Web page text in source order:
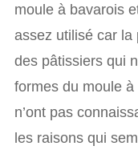
moule à bavarois
assez utilisé car la
des pâtissiers qui
formes du moule à
n’ont pas
les raisons qui